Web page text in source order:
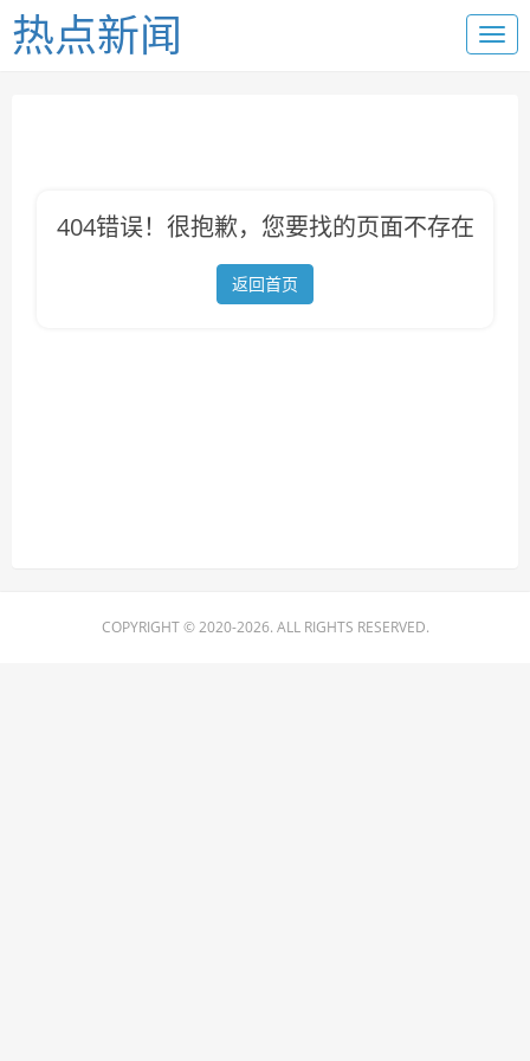
热点新闻
404错误！很抱歉，您要找的页面不存在
返回首页
COPYRIGHT © 2020-2026. ALL RIGHTS RESERVED.